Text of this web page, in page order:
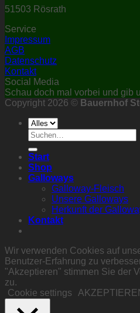
51503 Rösrath
Service
Impressum
AGB
Datenschutz
Kontakt
Social Media
Schau doch mal vorbei und gib
Copyright 2026 © Bauernhof
Suchen
nach:
Start
Shop
Galloways
Galloway-Fleisch
Unsere Galloways
Herkunft der
Kontakt
Wir verwenden Cookies auf
Benutzer-Erfahrung zu
"Akzeptieren" stimmen Sie der
zu.
Cookie settings